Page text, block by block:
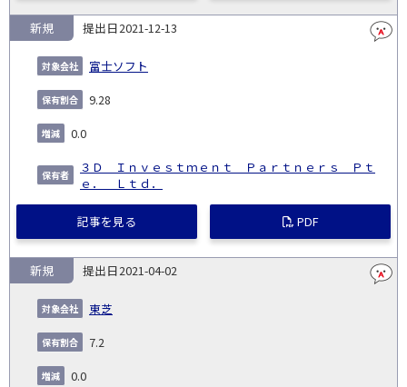
2021-12-13
富士ソフト
新規
9.28
0.0
３Ｄ Ｉｎｖｅｓｔｍｅｎｔ Ｐａｒｔｎｅｒｓ Ｐｔ
ｅ． Ｌｔｄ．
記事を見る PDF
2021-04-02
東芝
新規
7.2
0.0